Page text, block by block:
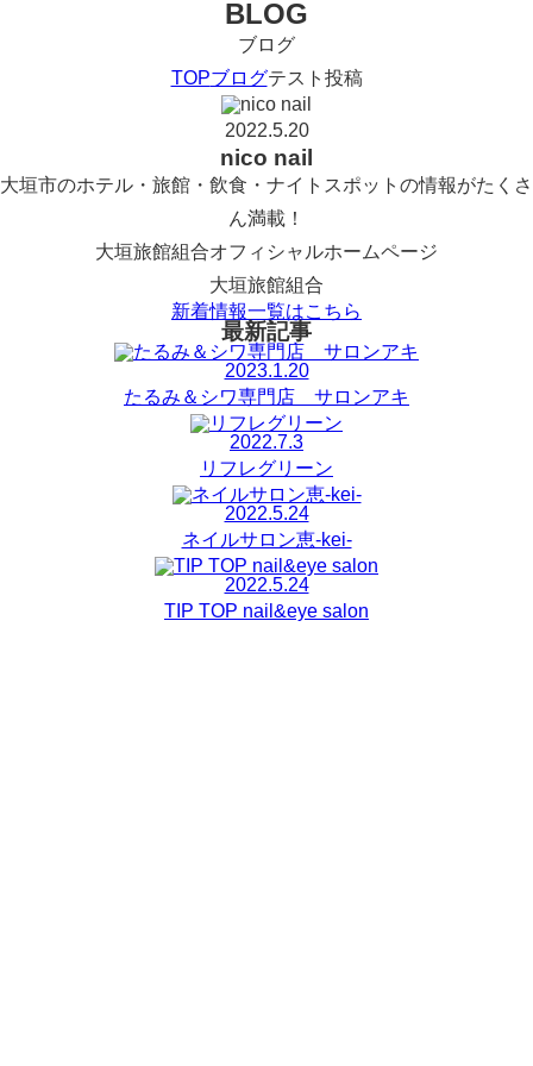
BLOG
ブログ
TOPブログテスト投稿
2022.5.20
nico nail
大垣市のホテル・旅館・飲食・ナイトスポットの情報がたくさ
ん満載！
大垣旅館組合オフィシャルホームページ
大垣旅館組合
新着情報一覧はこちら
最新記事
2023.1.20
たるみ＆シワ専門店 サロンアキ
2022.7.3
リフレグリーン
2022.5.24
ネイルサロン恵-kei-
2022.5.24
TIP TOP nail&eye salon